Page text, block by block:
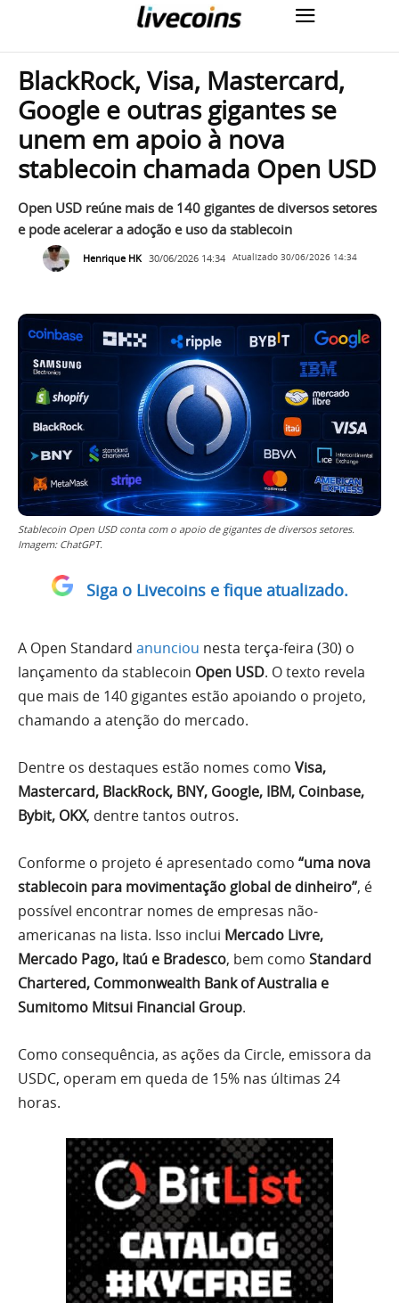
BlackRock, Visa, Mastercard,
Google e outras gigantes se
unem em apoio à nova
stablecoin chamada Open USD
Open USD reúne mais de 140 gigantes de diversos setores
e pode acelerar a adoção e uso da stablecoin
Henrique HK 30/06/2026 14:34 Atualizado 30/06/2026 14:34
Stablecoin Open USD conta com o apoio de gigantes de diversos setores.
Imagem: ChatGPT.
Siga o Livecoins e fique atualizado.
A Open Standard anunciou nesta terça-feira (30) o
lançamento da stablecoin Open USD. O texto revela
que mais de 140 gigantes estão apoiando o projeto,
chamando a atenção do mercado.
Dentre os destaques estão nomes como Visa,
Mastercard, BlackRock, BNY, Google, IBM, Coinbase,
Bybit, OKX, dentre tantos outros.
Conforme o projeto é apresentado como “uma nova
stablecoin para movimentação global de dinheiro”, é
possível encontrar nomes de empresas não-
americanas na lista. Isso inclui Mercado Livre,
Mercado Pago, Itaú e Bradesco, bem como Standard
Chartered, Commonwealth Bank of Australia e
Sumitomo Mitsui Financial Group.
Como consequência, as ações da Circle, emissora da
USDC, operam em queda de 15% nas últimas 24
horas.